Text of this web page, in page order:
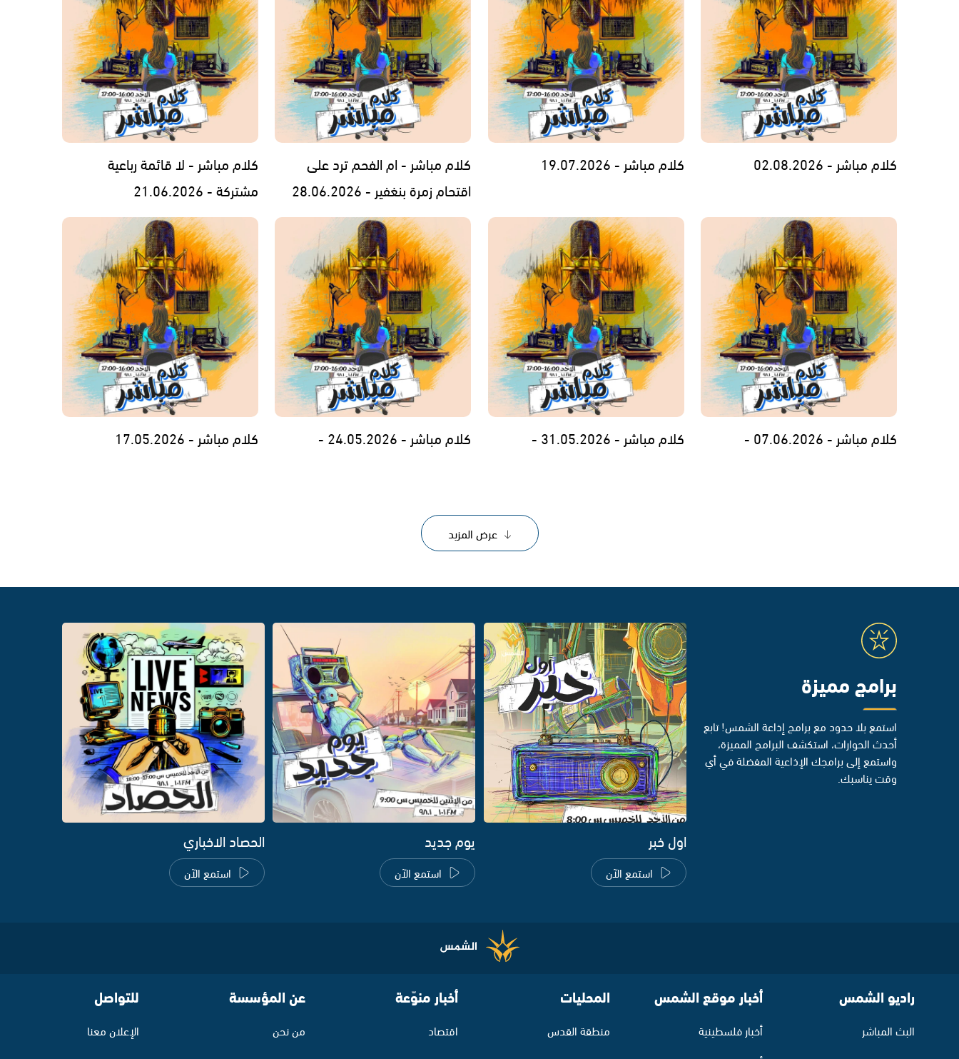
كلام مباشر - 02.08.2026 كلام مباشر - 19.07.2026
كلام مباشر - ام الفحم ترد على
اقتحام زمرة بنغفير - 28.06.2026
كلام مباشر - لا قائمة رباعية
مشتركة - 21.06.2026
كلام مباشر - 07.06.2026 - كلام مباشر - 31.05.2026 - كلام مباشر - 24.05.2026 - كلام مباشر - 17.05.2026
عرض المزيد
برامج مميزة
استمع بلا حدود مع برامج إذاعة الشمس! تابع
أحدث الحوارات، استكشف البرامج المميزة،
واستمع إلى برامجك الإذاعية المفضلة في أي
وقت يناسبك.
اول خبر
استمع الآن
يوم جديد
استمع الآن
الحصاد الاخباري
استمع الآن
راديو الشمس
البث المباشر
أخبار موقع الشمس
أخبار فلسطينية
المحليات
منطقة القدس
أخبار منوّعة
اقتصاد
عن المؤسسة
من نحن
للتواصل
الإعلان معنا